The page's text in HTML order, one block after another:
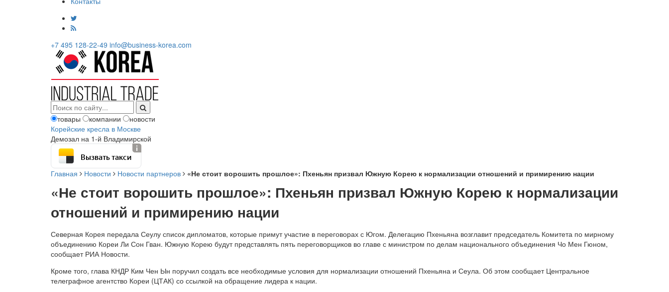
+7 495 128-22-49 info@business-korea.com
товары компании
новости
Корейские кресла в Москве
Демозал на 1-й Владимирской
Вызвать такси
Главная Новости Новости партнеров «Не стоит ворошить прошлое»: Пхеньян призвал Южную Корею к нормализации отношений и примирению нации
«Не стоит ворошить прошлое»: Пхеньян призвал Южную Корею к нормализации
отношений и примирению нации
Северная Корея передала Сеулу список дипломатов, которые примут участие в переговорах с Югом. Делегацию Пхеньяна возглавит председатель Комитета по мирному
объединению Кореи Ли Сон Гван. Южную Корею будут представлять пять переговорщиков во главе с министром по делам национального объединения Чо Мен Гюном,
сообщает РИА Новости.
Кроме того, глава КНДР Ким Чен Ын поручил создать все необходимые условия для нормализации отношений Пхеньяна и Сеула. Об этом сообщает Центральное
телеграфное агентство Кореи (ЦТАК) со ссылкой на обращение лидера к нации.